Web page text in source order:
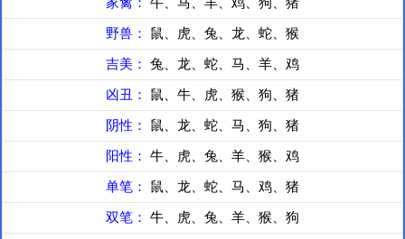
野兽： 鼠、虎、兔、龙、蛇、猴
吉美： 兔、龙、蛇、马、羊、鸡
凶丑： 鼠、牛、虎、猴、狗、猪
阴性： 鼠、龙、蛇、马、狗、猪
阳性： 牛、虎、兔、羊、猴、鸡
单笔： 鼠、龙、蛇、马、鸡、猪
双笔： 牛、虎、兔、羊、猴、狗